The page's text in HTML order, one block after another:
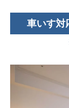
車いす対